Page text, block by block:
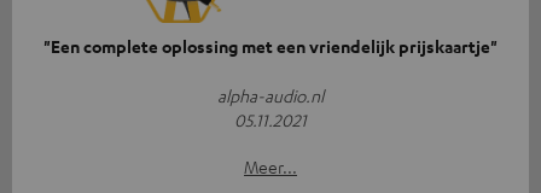
"Een complete oplossing met een vriendelijk prijskaartje"
alpha-audio.nl
05.11.2021
Meer...